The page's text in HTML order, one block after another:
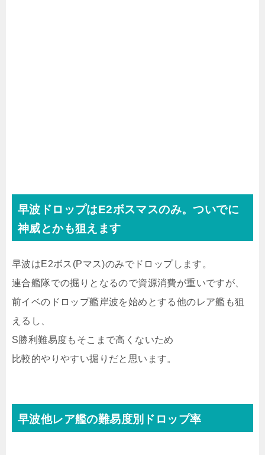
早波ドロップはE2ボスマスのみ。ついでに
神威とかも狙えます
早波はE2ボス(Pマス)のみでドロップします。
連合艦隊での掘りとなるので資源消費が重いですが、
前イベのドロップ艦岸波を始めとする他のレア艦も狙
えるし、
S勝利難易度もそこまで高くないため
比較的やりやすい掘りだと思います。
早波他レア艦の難易度別ドロップ率